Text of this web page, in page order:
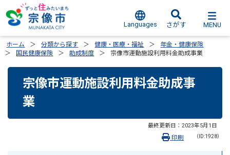
Languages さがす MENU
ホーム 分類から探す 健康・医療・福祉
年金・健康保険
国民健康保険
助成制度 宗像市運動施設利用料金助成事業
宗像市運動施設利用料金助成事
業
最終更新日： 2023年5月1日
（ID:1928）
印刷